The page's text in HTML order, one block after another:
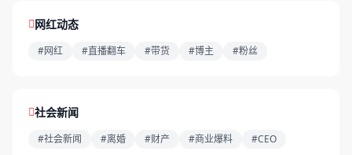
网红动态
#网红 #直播翻车 #带货 #博主 #粉丝
社会新闻
#社会新闻 #离婚 #财产 #商业爆料 #CEO